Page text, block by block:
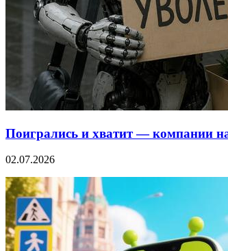
Поигрались и хватит — компании
02.07.2026